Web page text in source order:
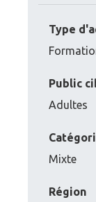
Type
Public
Adultes
Mixte
Région